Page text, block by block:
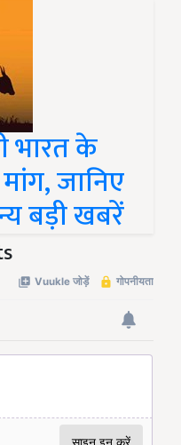
भारत के
जानिए
बड़ी खबरें